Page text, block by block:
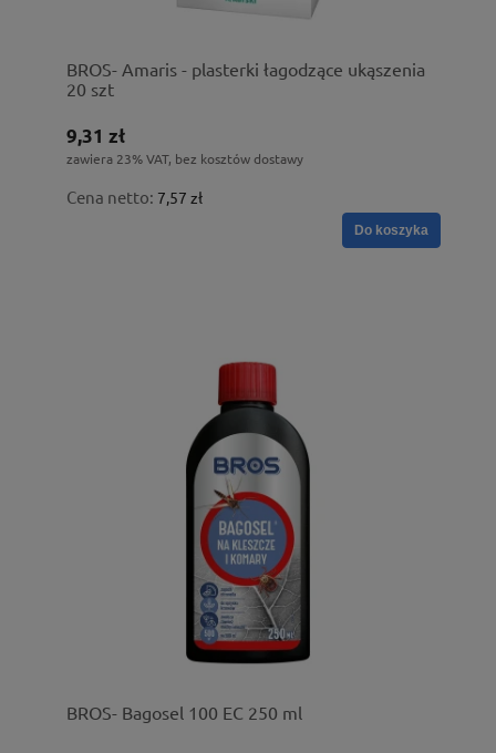
BROS- Amaris - plasterki łagodzące ukąszenia
20 szt
9,31 zł
zawiera 23% VAT, bez kosztów dostawy
Cena netto: 7,57 zł
Do koszyka
BROS- Bagosel 100 EC 250 ml